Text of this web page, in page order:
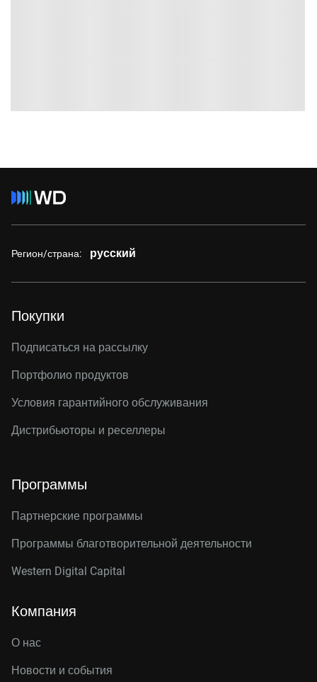
Регион/страна: русский
Покупки
Подписаться на рассылку
Портфолио продуктов
Условия гарантийного обслуживания
Дистрибьюторы и реселлеры
Программы
Партнерские программы
Программы благотворительной деятельности
Western Digital Capital
Компания
О нас
Новости и события